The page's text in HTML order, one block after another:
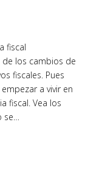
fiscal
los cambios de
fiscales. Pues
a vivir en
fiscal. Vea los
se…